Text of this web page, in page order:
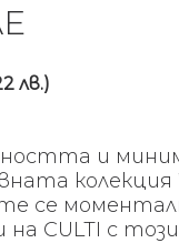
лв.)
и
колекция
се
CULTI с